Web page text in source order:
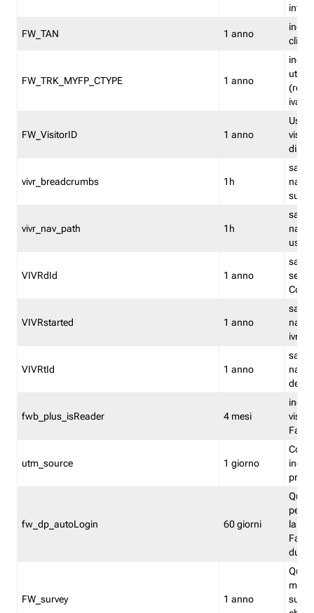
FW_TAN 1 anno
FW_TRK_MYFP_CTYPE 1 anno
iva/
FW_VisitorID 1 anno
vivr_breadcrumbs 1h
salva
su
vivr_nav_path 1h
salva
VIVRdId 1 anno
salva
Convy
VIVRstarted 1 anno
salva
ivr
VIVRtId 1 anno
salva
del
fwb_plus_isReader 4 mesi
utm_source 1 giorno
fw_dp_autoLogin 60 giorni
la
FW_survey 1 anno